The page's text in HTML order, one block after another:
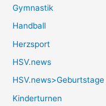
Gymnastik
Handball
Herzsport
HSV.news
Kinderturnen